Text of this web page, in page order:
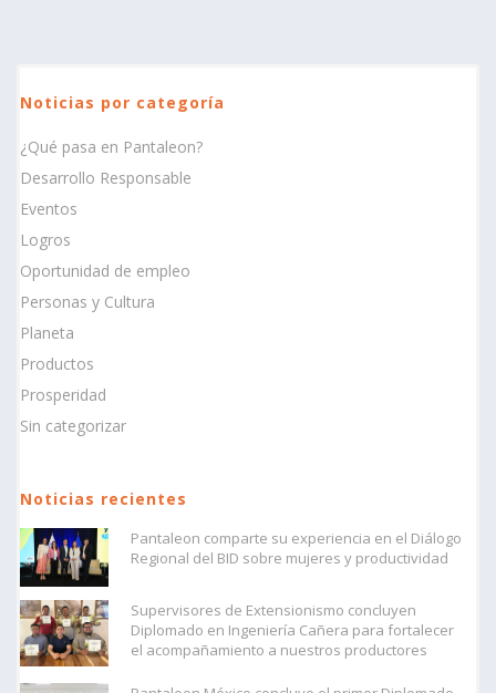
Noticias por categoría
¿Qué pasa en Pantaleon?
Desarrollo Responsable
Eventos
Logros
Oportunidad de empleo
Personas y Cultura
Planeta
Productos
Prosperidad
Sin categorizar
Noticias recientes
Pantaleon comparte su experiencia en el Diálogo
Regional del BID sobre mujeres y productividad
Supervisores de Extensionismo concluyen
Diplomado en Ingeniería Cañera para fortalecer
el acompañamiento a nuestros productores